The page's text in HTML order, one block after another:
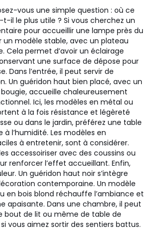
vous une simple question : où ce
il le plus utile ? Si vous cherchez un
pour accueillir une lampe près du
un modèle stable, avec un plateau
Cela permet d’avoir un éclairage
une surface de dépose pour
Dans l’entrée, il peut servir de
Un guéridon haut bien placé, avec un
accueille chaleureusement
Ici, les modèles en métal ou
à la fois résistance et légèreté
ou dans le jardin, préférez une table
à l’humidité. Les modèles en
à entretenir, sont à considérer.
accessoiriser avec des coussins ou
renforcer l’effet accueillant. Enfin,
Un guéridon haut noir s’intègre
contemporaine. Un modèle
en bois blond réchauffe l’ambiance et
apaisante. Dans une chambre, il peut
bout de lit ou même de table de
vous aimez sortir des sentiers battus.